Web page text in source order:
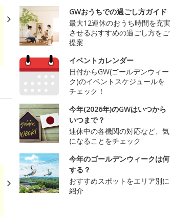
GWおうちでの過ごし方ガイド
最大12連休のおうち時間を充実
させるおすすめの過ごし方をご
提案
イベントカレンダー
日付からGW(ゴールデンウィー
ク)のイベントスケジュールを
チェック！
今年(2026年)のGWはいつから
いつまで？
連休中の各機関の対応など、気
になることをチェック
今年のゴールデンウィークは何
する？
おすすめスポットをエリア別に
紹介